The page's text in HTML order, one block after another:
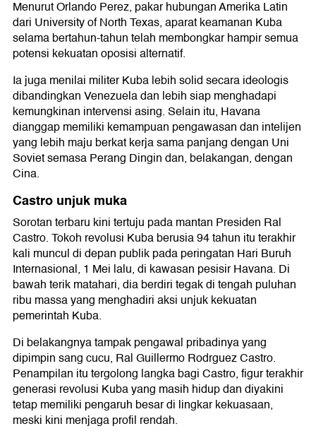
Menurut Orlando Perez, pakar hubungan Amerika Latin
dari University of North Texas, aparat keamanan Kuba
selama bertahun-tahun telah membongkar hampir semua
potensi kekuatan oposisi alternatif.
Ia juga menilai militer Kuba lebih solid secara ideologis
dibandingkan Venezuela dan lebih siap menghadapi
kemungkinan intervensi asing. Selain itu, Havana
dianggap memiliki kemampuan pengawasan dan intelijen
yang lebih maju berkat kerja sama panjang dengan Uni
Soviet semasa Perang Dingin dan, belakangan, dengan
Cina.
Castro unjuk muka
Sorotan terbaru kini tertuju pada mantan Presiden Ral
Castro. Tokoh revolusi Kuba berusia 94 tahun itu terakhir
kali muncul di depan publik pada peringatan Hari Buruh
Internasional, 1 Mei lalu, di kawasan pesisir Havana. Di
bawah terik matahari, dia berdiri tegak di tengah puluhan
ribu massa yang menghadiri aksi unjuk kekuatan
pemerintah Kuba.
Di belakangnya tampak pengawal pribadinya yang
dipimpin sang cucu, Ral Guillermo Rodrguez Castro.
Penampilan itu tergolong langka bagi Castro, figur terakhir
generasi revolusi Kuba yang masih hidup dan diyakini
tetap memiliki pengaruh besar di lingkar kekuasaan,
meski kini menjaga profil rendah.